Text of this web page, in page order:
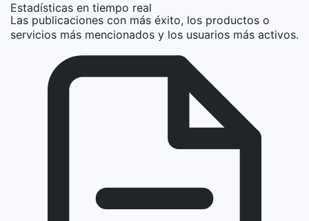
Estadísticas en tiempo real
Las publicaciones con más éxito, los productos o
servicios más mencionados y los usuarios más activos.